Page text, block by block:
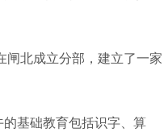
闸北成立分部，建立了一家
基础教育包括识字、算